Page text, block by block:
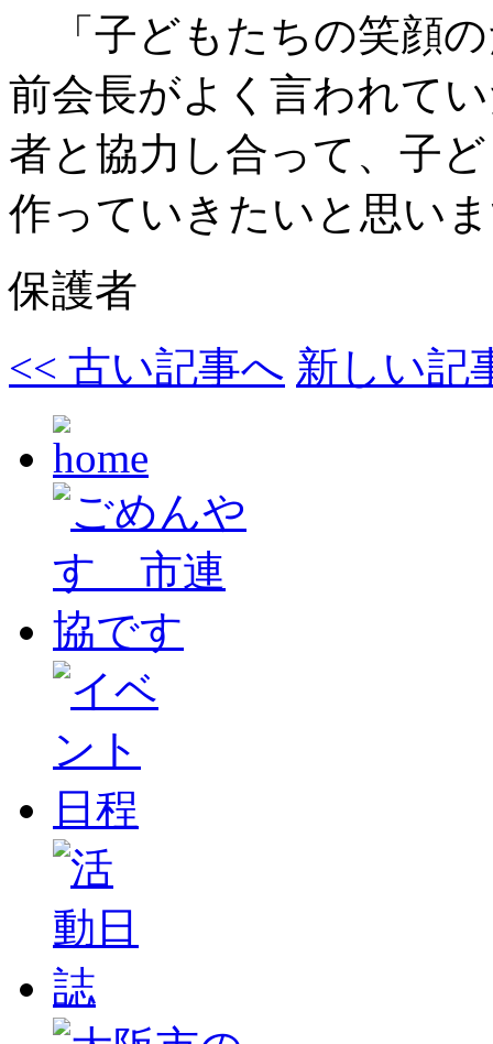
「子どもたちの笑顔
前会長がよく言われて
者と協力し合って、子
作っていきたいと思い
保護者
<< 古い記事へ 新しい記